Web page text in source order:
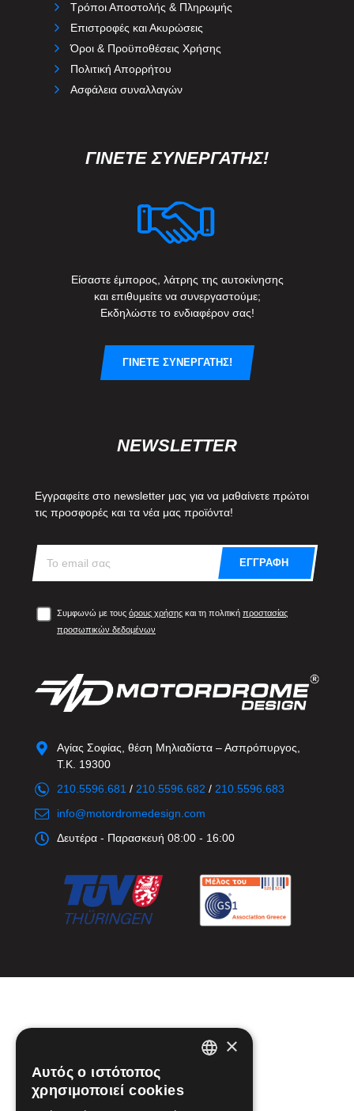
Τρόποι Αποστολής & Πληρωμής
Επιστροφές και Ακυρώσεις
Όροι & Προϋποθέσεις Χρήσης
Πολιτική Απορρήτου
Ασφάλεια συναλλαγών
ΓΙΝΕΤΕ ΣΥΝΕΡΓΑΤΗΣ!
Είσαστε έμπορος, λάτρης της αυτοκίνησης
και επιθυμείτε να συνεργαστούμε;
Εκδηλώστε το ενδιαφέρον σας!
ΓΙΝΕΤΕ ΣΥΝΕΡΓΑΤΗΣ!
NEWSLETTER
Εγγραφείτε στο newsletter μας για να μαθαίνετε πρώτοι
τις προσφορές και τα νέα μας προϊόντα!
ΕΓΓΡΑΦΗ
Συμφωνώ με τους όρους χρήσης και τη πολιτική προστασίας
προσωπικών δεδομένων
Αγίας Σοφίας, θέση Μηλιαδίστα – Ασπρόπυργος,
Τ.Κ. 19300
210.5596.681 / 210.5596.682 / 210.5596.683
info@motordromedesign.com
Δευτέρα - Παρασκευή 08:00 - 16:00
×
Αυτός ο ιστότοπος
χρησιμοποιεί cookies